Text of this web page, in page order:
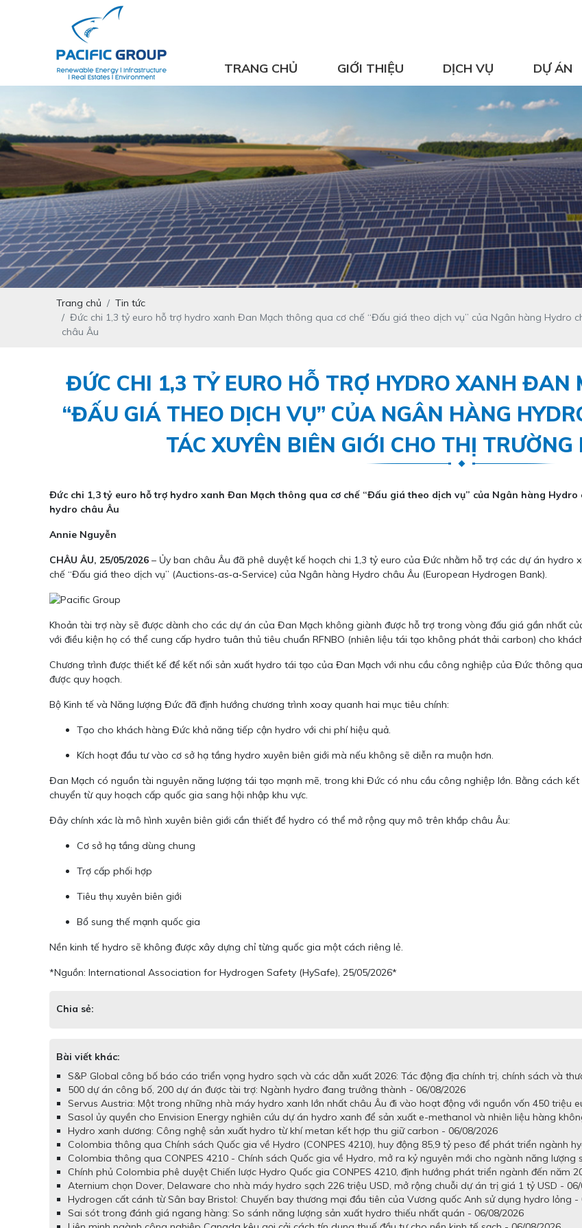
TRANG CHỦ GIỚI THIỆU DỊCH VỤ DỰ ÁN
Trang chủ
Tin tức
Đức chi 1,3 tỷ euro hỗ trợ hydro xanh Đan Mạch thông qua cơ chế “Đấu giá theo dịch vụ” của Ngân hàng Hydro
châu Âu
ĐỨC CHI 1,3 TỶ EURO HỖ TRỢ HYDRO XANH ĐAN
“ĐẤU GIÁ THEO DỊCH VỤ” CỦA NGÂN HÀNG
TÁC XUYÊN BIÊN GIỚI CHO THỊ
Đức chi 1,3 tỷ euro hỗ trợ hydro xanh Đan Mạch thông qua cơ chế “Đấu giá theo dịch vụ” của Ngân hàng
hydro châu Âu
Annie Nguyễn
CHÂU ÂU, 25/05/2026 – Ủy ban châu Âu đã phê duyệt kế hoạch chi 1,3 tỷ euro của Đức nhằm hỗ trợ các dự án
chế “Đấu giá theo dịch vụ” (Auctions‑as‑a‑Service) của Ngân hàng Hydro châu Âu (European Hydrogen Bank).
Khoản tài trợ này sẽ được dành cho các dự án của Đan Mạch không giành được hỗ trợ trong vòng đấu giá gần nhất
với điều kiện họ có thể cung cấp hydro tuân thủ tiêu chuẩn RFNBO (nhiên liệu tái tạo không phát thải carbon) cho
Chương trình được thiết kế để kết nối sản xuất hydro tái tạo của Đan Mạch với nhu cầu công nghiệp của Đức thông
được quy hoạch.
Bộ Kinh tế và Năng lượng Đức đã định hướng chương trình xoay quanh hai mục tiêu chính:
Tạo cho khách hàng Đức khả năng tiếp cận hydro với chi phí hiệu quả.
Kích hoạt đầu tư vào cơ sở hạ tầng hydro xuyên biên giới mà nếu không sẽ diễn ra muộn hơn.
Đan Mạch có nguồn tài nguyên năng lượng tái tạo mạnh mẽ, trong khi Đức có nhu cầu công nghiệp lớn. Bằng cách
chuyển từ quy hoạch cấp quốc gia sang hội nhập khu vực.
Đây chính xác là mô hình xuyên biên giới cần thiết để hydro có thể mở rộng quy mô trên khắp châu Âu:
Cơ sở hạ tầng dùng chung
Trợ cấp phối hợp
Tiêu thụ xuyên biên giới
Bổ sung thế mạnh quốc gia
Nền kinh tế hydro sẽ không được xây dựng chỉ từng quốc gia một cách riêng lẻ.
*Nguồn: International Association for Hydrogen Safety (HySafe), 25/05/2026*
Chia sẻ:
Bài viết khác:
S&P Global công bố báo cáo triển vọng hydro sạch và các dẫn xuất 2026: Tác động địa chính trị, chính sách và
500 dự án công bố, 200 dự án được tài trợ: Ngành hydro đang trưởng thành - 06/08/2026
Servus Austria: Một trong những nhà máy hydro xanh lớn nhất châu Âu đi vào hoạt động với nguồn vốn 450 triệu
Sasol ủy quyền cho Envision Energy nghiên cứu dự án hydro xanh để sản xuất e-methanol và nhiên liệu hàng
Hydro xanh dương: Công nghệ sản xuất hydro từ khí metan kết hợp thu giữ carbon - 06/08/2026
Colombia thông qua Chính sách Quốc gia về Hydro (CONPES 4210), huy động 85,9 tỷ peso để phát triển ngành
Colombia thông qua CONPES 4210 - Chính sách Quốc gia về Hydro, mở ra kỷ nguyên mới cho ngành năng lượng
Chính phủ Colombia phê duyệt Chiến lược Hydro Quốc gia CONPES 4210, định hướng phát triển ngành đến năm
Aternium chọn Dover, Delaware cho nhà máy hydro sạch 226 triệu USD, mở rộng chuỗi dự án trị giá 1 tỷ USD -
Hydrogen cất cánh từ Sân bay Bristol: Chuyến bay thương mại đầu tiên của Vương quốc Anh sử dụng hydro lỏng -
Sai sót trong đánh giá ngang hàng: So sánh năng lượng sản xuất hydro thiếu nhất quán - 06/08/2026